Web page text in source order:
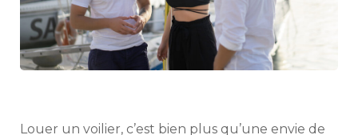
Louer un voilier, c’est bien plus qu’une envie de